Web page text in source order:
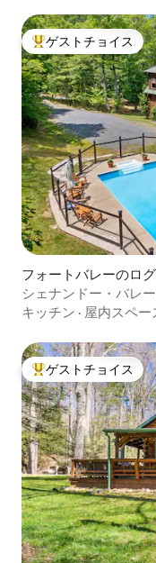
大好評のゲストチョ
ゲストチョイス
フォートバレーのロ
シェナンドー・バレ
キッチン · 屋内スペー
大好評のゲストチョ
ゲストチョイス